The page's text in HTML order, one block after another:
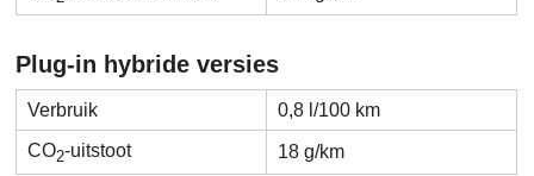
Plug-in hybride versies
Verbruik
0,8 l/100 km
CO2-uitstoot 18 g/km